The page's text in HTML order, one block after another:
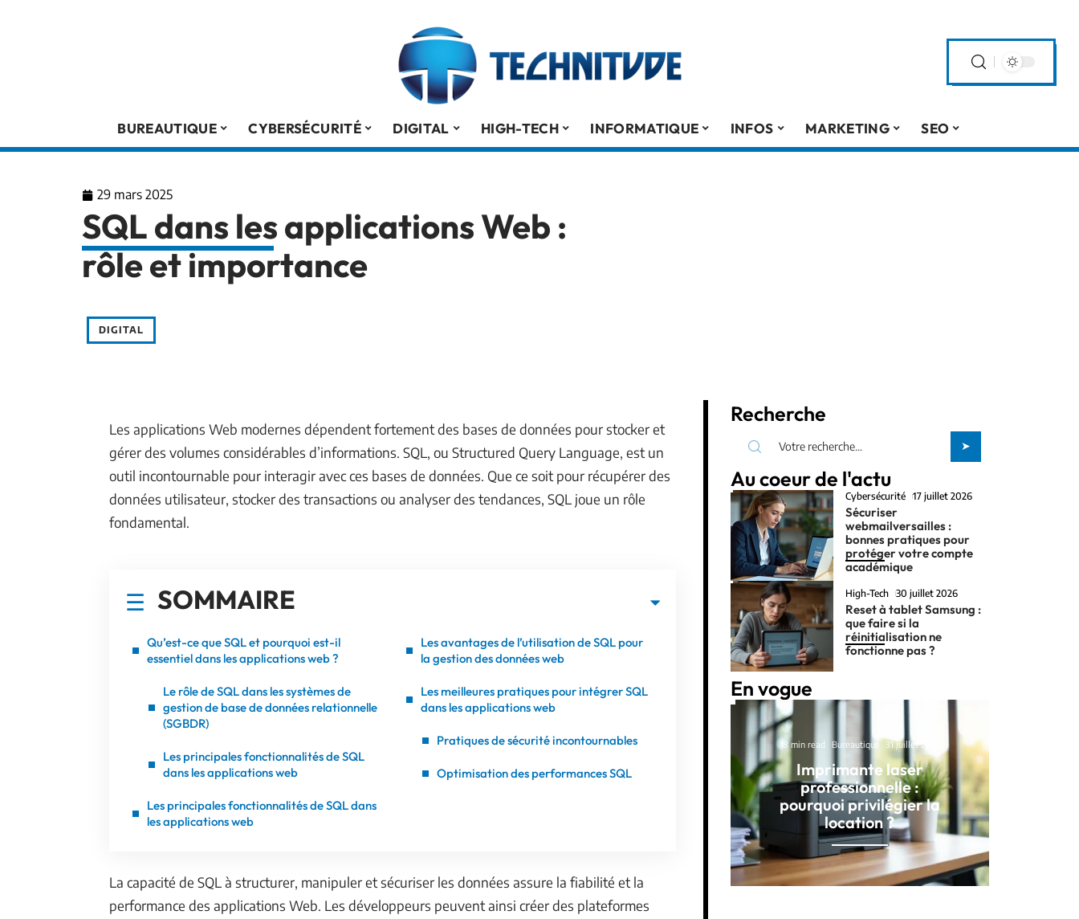
BUREAUTIQUE CYBERSÉCURITÉ DIGITAL HIGH-TECH INFORMATIQUE INFOS MARKETING SEO
29 mars 2025
SQL dans les applications Web :
rôle et importance
DIGITAL
Les applications Web modernes dépendent fortement des bases de données pour stocker et
gérer des volumes considérables d’informations. SQL, ou Structured Query Language, est un
outil incontournable pour interagir avec ces bases de données. Que ce soit pour récupérer des
données utilisateur, stocker des transactions ou analyser des tendances, SQL joue un rôle
fondamental.
SOMMAIRE
Qu’est-ce que SQL et pourquoi est-il
essentiel dans les applications web ?
Le rôle de SQL dans les systèmes de
gestion de base de données relationnelle
(SGBDR)
Les principales fonctionnalités de SQL
dans les applications web
Les principales fonctionnalités de SQL dans
les applications web
Les avantages de l’utilisation de SQL pour
la gestion des données web
Les meilleures pratiques pour intégrer SQL
dans les applications web
Pratiques de sécurité incontournables
Optimisation des performances SQL
La capacité de SQL à structurer, manipuler et sécuriser les données assure la fiabilité et la
performance des applications Web. Les développeurs peuvent ainsi créer des plateformes
Recherche
Au coeur de l'actu
Cybersécurité 17 juillet 2026
Sécuriser
webmailversailles :
bonnes pratiques pour
protéger votre compte
académique
High-Tech 30 juillet 2026
Reset à tablet Samsung :
que faire si la
réinitialisation ne
fonctionne pas ?
En vogue
13 min read Bureautique 31 juillet 2026
Imprimante laser
professionnelle :
pourquoi privilégier la
location ?